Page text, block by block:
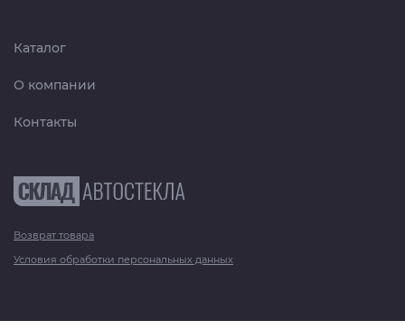
Каталог
О компании
Контакты
Возврат товара
Условия обработки персональных данных